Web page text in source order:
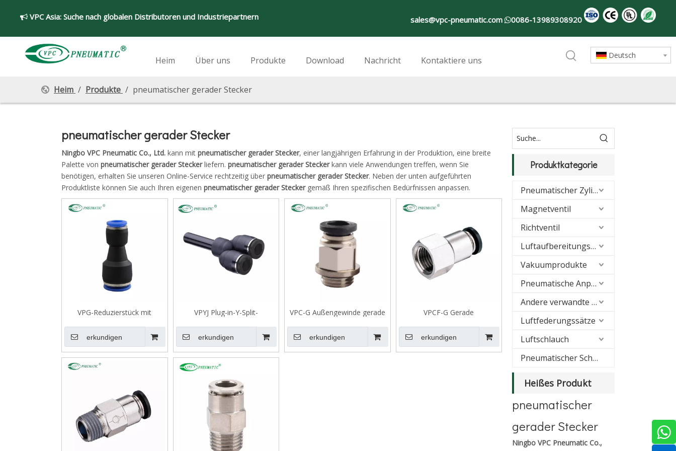
 VPC Asia: Suche nach globalen Distributoren und Industriepartnern sales@vpc-pneumatic.com 0086-13989308920
Heim Über uns Produkte Download Nachricht Kontaktiere uns Deutsch
Heim / Produkte / pneumatischer gerader Stecker
pneumatischer gerader Stecker
Ningbo VPC Pneumatic Co., Ltd. kann mit pneumatischer gerader Stecker, einer langjährigen Erfahrung in der Produktion, eine breite
Palette von pneumatischer gerader Steckerliefern. pneumatischer gerader Steckerkann viele Anwendungen treffen, wenn Sie
benötigen, erhalten Sie unseren Online-Service rechtzeitig über pneumatischer gerader Stecker. Neben der unten aufgeführten
Produktliste können Sie auch Ihren eigenen pneumatischer gerader Steckergemäß Ihren spezifischen Bedürfnissen anpassen.
VPG-Reduzierstück mit
Kunststoff
erkundigen
VPYJ Plug-in-Y-Split-
erkundigen
VPC-G Außengewinde gerade
erkundigen
VPCF-G Gerade
Innengewinde und O-Ring
erkundigen
Produktkategorie
Pneumatischer Zylinder
Magnetventil
Richtventil
Luftaufbereitungseinheiten (FRL)
Vakuumprodukte
Pneumatische Anpassung
Andere verwandte Produkte
Luftfederungssätze
Luftschlauch
Pneumatischer Schalldämpfer
Heißes Produkt
pneumatischer
gerader Stecker
Ningbo VPC Pneumatic Co.,